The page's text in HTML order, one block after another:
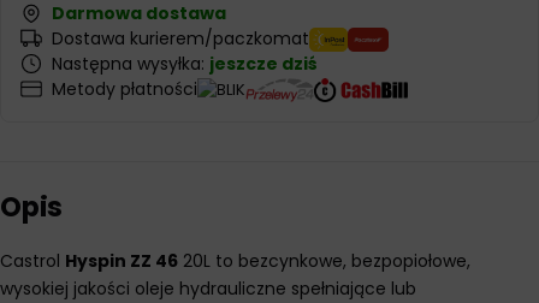
Darmowa dostawa
Dostawa kurierem/paczkomat
Następna wysyłka: jeszcze dziś
Metody płatności
Opis
Castrol Hyspin ZZ 46 20L to bezcynkowe, bezpopiołowe,
wysokiej jakości oleje hydrauliczne spełniające lub